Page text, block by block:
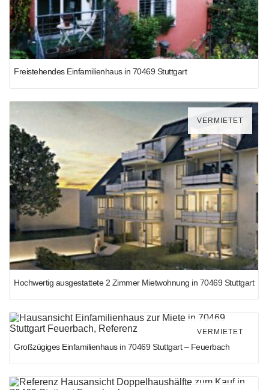
Freistehendes Einfamilienhaus in 70469 Stuttgart
VERMIETET
Hochwertig ausgestattete 2 Zimmer Mietwohnung in 70469 Stuttgart
VERMIETET
Großzügiges Einfamilienhaus in 70469 Stuttgart – Feuerbach